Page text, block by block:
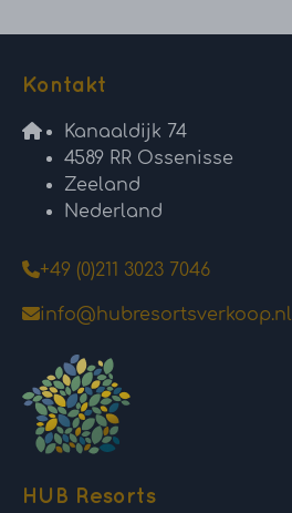
Kontakt
Kanaaldijk 74
4589 RR Ossenisse
Zeeland
Nederland
+49 (0)211 3023 7046
info@hubresortsverkoop.nl
HUB Resorts